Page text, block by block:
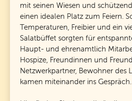
mit seinen Wiesen und
einen idealen Platz zum Feiern.
Temperaturen, Freibier und ein
Salatbüffet sorgten für
Haupt- und ehrenamtlich
Hospize, Freundinnen und
Netzwerkpartner, Bewohner des
kamen miteinander ins Gespräch.